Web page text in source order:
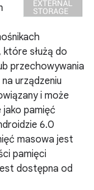
które służą do
przechowywania
urządzeniu
i może
pamięć
6.0
masowa jest
pamięci
dostępna od